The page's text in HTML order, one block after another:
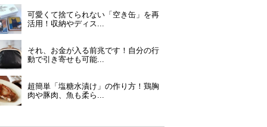
可愛くて捨てられない「空き缶」を再
活用！収納やディス...
それ、お金が入る前兆です！自分の行
動で引き寄せも可能...
超簡単「塩糖水漬け」の作り方！鶏胸
肉や豚肉、魚も柔ら...